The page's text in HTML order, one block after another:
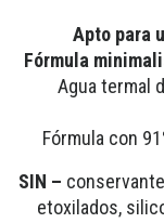
Apto para
Fórmula
Agua termal
Fórmula con
SIN –
etoxilados,